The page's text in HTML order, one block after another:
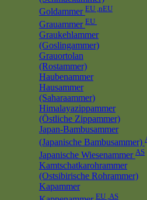
Goldammer EU ,nEU
Grauammer EU
Graukehlammer
(Goslingammer)
Grauortolan
(Rostammer)
Haubenammer
Hausammer
(Saharaammer)
Himalayazippammer
(Östliche Zippammer)
Japan-Bambusammer
(Japanische Bambusammer)
Japanische Wiesenammer AS
Kamtschatkarohrammer
(Ostsibirische Rohrammer)
Kapammer
EU ,AS